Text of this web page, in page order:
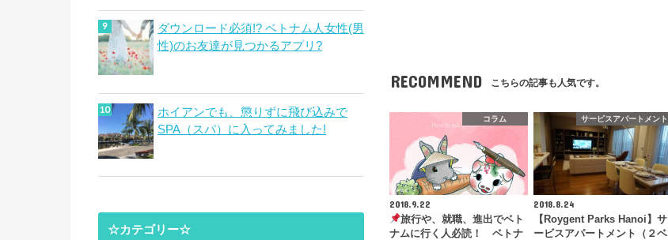
RECOMMEND こちらの記事も人気です。
コラム
2018.9.22
旅行や、就職、進出でベト
ナムに行く人必読！ ベトナ
サービスアパートメント
2018.8.24
【Roygent Parks Hanoi】サ
ービスアパートメント（２ベ
ダウンロード必須!? ベトナム人女性(男
性)のお友達が見つかるアプリ?
ホイアンでも、懲りずに飛び込みで
SPA（スパ）に入ってみました!
☆カテゴリー☆